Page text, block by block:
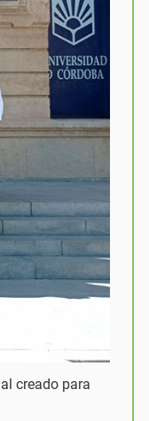
creado para